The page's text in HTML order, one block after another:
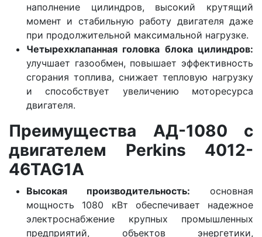
наполнение цилиндров, высокий крутящий
момент и стабильную работу двигателя даже
при продолжительной максимальной нагрузке.
Четырехклапанная головка блока цилиндров:
улучшает газообмен, повышает эффективность
сгорания топлива, снижает тепловую нагрузку
и способствует увеличению моторесурса
двигателя.
Преимущества АД-1080 с
двигателем Perkins 4012-
46TAG1A
Высокая производительность: основная
мощность 1080 кВт обеспечивает надежное
электроснабжение крупных промышленных
предприятий, объектов энергетики,